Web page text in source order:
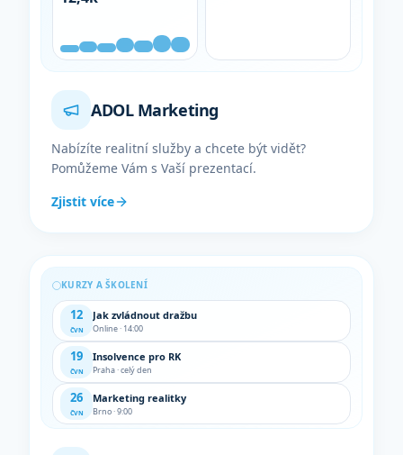
ADOL Marketing
Nabízíte realitní služby a chcete být vidět?
Pomůžeme Vám s Vaší prezentací.
Zjistit více
KURZY A ŠKOLENÍ
12
ČVN
Jak zvládnout dražbu
Online · 14:00
19
ČVN
Insolvence pro RK
Praha · celý den
26
ČVN
Marketing realitky
Brno · 9:00